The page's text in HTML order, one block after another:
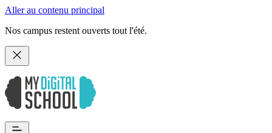
Aller au contenu principal
Nos campus restent ouverts tout l'été.